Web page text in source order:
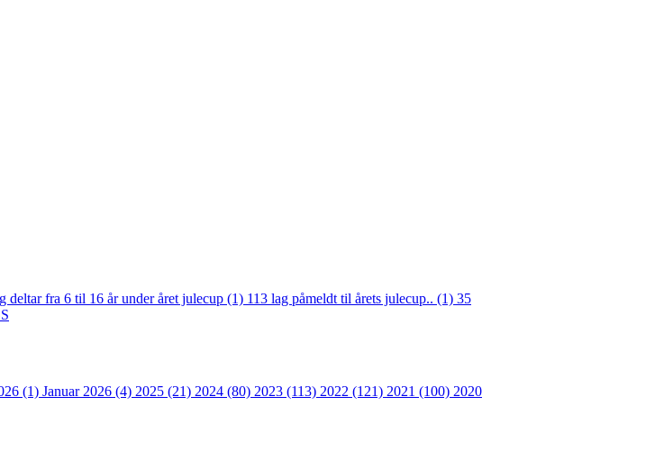
deltar fra 6 til 16 år under året julecup (1) 113 lag påmeldt til årets julecup.. (1) 35
(1) Januar 2026 (4) 2025 (21) 2024 (80) 2023 (113) 2022 (121) 2021 (100) 2020